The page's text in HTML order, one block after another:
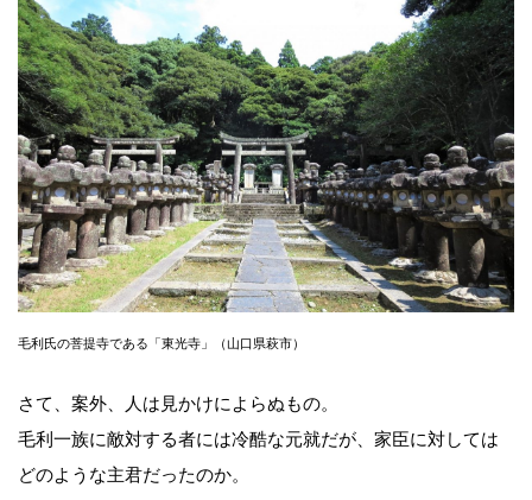
毛利氏の菩提寺である「東光寺」（山口県萩市）
さて、案外、人は見かけによらぬもの。
毛利一族に敵対する者には冷酷な元就だが、家臣に対しては
どのような主君だったのか。